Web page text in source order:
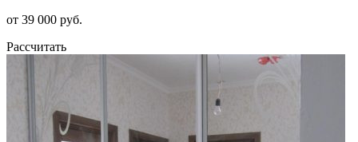
от 39 000 руб.
Рассчитать